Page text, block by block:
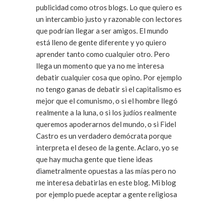
publicidad como otros blogs. Lo que quiero es
un intercambio justo y razonable con lectores
que podrían llegar a ser amigos. El mundo
está lleno de gente diferente y yo quiero
aprender tanto como cualquier otro. Pero
llega un momento que ya no me interesa
debatir cualquier cosa que opino. Por ejemplo
no tengo ganas de debatir si el capitalismo es
mejor que el comunismo, o si el hombre llegó
realmente a la luna, o si los judíos realmente
queremos apoderarnos del mundo, o si Fidel
Castro es un verdadero demócrata porque
interpreta el deseo de la gente. Aclaro, yo se
que hay mucha gente que tiene ideas
diametralmente opuestas a las mías pero no
me interesa debatirlas en este blog. Mi blog
por ejemplo puede aceptar a gente religiosa